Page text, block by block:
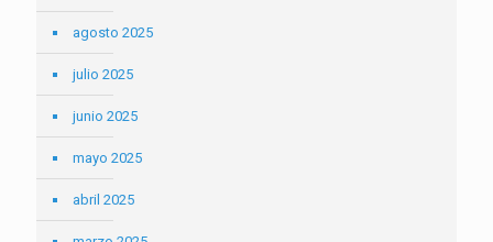
agosto 2025
julio 2025
junio 2025
mayo 2025
abril 2025